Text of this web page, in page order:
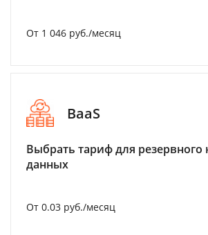
От 1 046 руб./месяц
BaaS
Выбрать тариф для резервного
данных
От 0.03 руб./месяц